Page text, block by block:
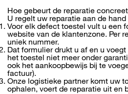
Hoe gebeurt de reparatie
U regelt uw reparatie aan de
Voor elk defect toestel vult u een
website van de klantenzone. Per
uniek nummer.
Dat formulier drukt u af en u
het toestel niet meer onder
ook het aankoopbewijs bij te
factuur).
Onze logistieke partner komt uw
ophalen, voert de reparatie uit en